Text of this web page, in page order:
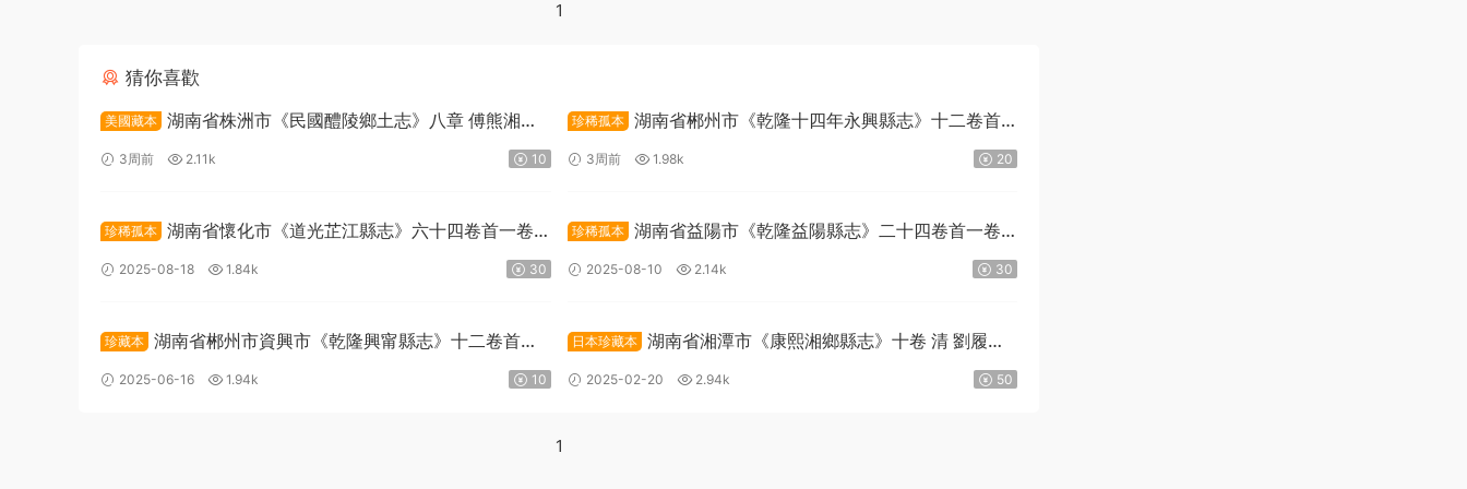
1
猜你喜歡
美國藏本 湖南省株洲市《民國醴陵鄉土志》八章 傅熊湘撰
PDF高清電子版下載
3周前 2.11k 10
珍稀孤本
湖南省郴州市《乾隆十四年永興縣志》十二卷首
一卷 清呂宣曾修 黃立幹纂PDF高清電子版下載
3周前 1.98k 20
珍稀孤本 湖南省懷化市《道光芷江縣志》六十四卷首一卷
清胡禮箴修 黃凱纂PDF高清電子版下載
2025-08-18 1.84k 30
珍稀孤本
湖南省益陽市《乾隆益陽縣志》二十四卷首一卷
清高自位修 曾璋等纂PDF高清電子版下載
2025-08-10 2.14k 30
珍藏本 湖南省郴州市資興市《乾隆興甯縣志》十二卷首一
卷 清 羅紳修 張九镡纂PDF高清電子版下載
2025-06-16 1.94k 10
日本珍藏本
湖南省湘潭市《康熙湘鄉縣志》十卷 清 劉履泰
修 劉象賢纂PDF高清電子版下載
2025-02-20 2.94k 50
1